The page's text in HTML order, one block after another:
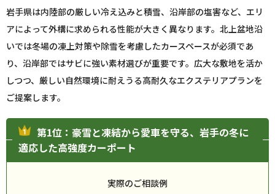
岩手県は内陸部の厳しい冷え込みと積雪、沿岸部の塩害など、エリ
アによって外構に求められる性能が大きく異なります。北上盆地沿
いでは冬場の凍上対策や除雪を考慮したカースペースが必須であ
り、沿岸部ではサビに強い素材選びが重要です。広大な敷地を活か
しつつ、厳しい自然環境に耐えうる高耐久なエクステリアプランを
ご提案します。
第1位：豪雪と凍結から愛車を守る、岩手の冬に
適応した高強度カーポート
実際のご相談例